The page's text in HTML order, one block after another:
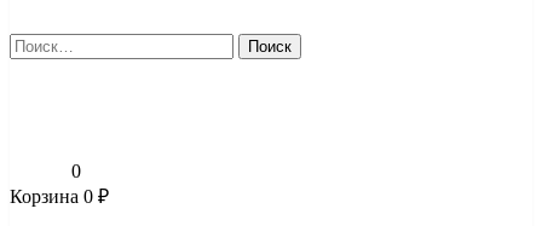
Найти:
0
Корзина 0 ₽